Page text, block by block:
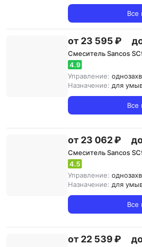
Все
от 23 595 ₽
Смеситель Sancos
4.9
Управление:
Назначение: для
Все
от 23 062 ₽
Смеситель Sancos
4.5
Управление:
Назначение: для
Все
от 22 539 ₽